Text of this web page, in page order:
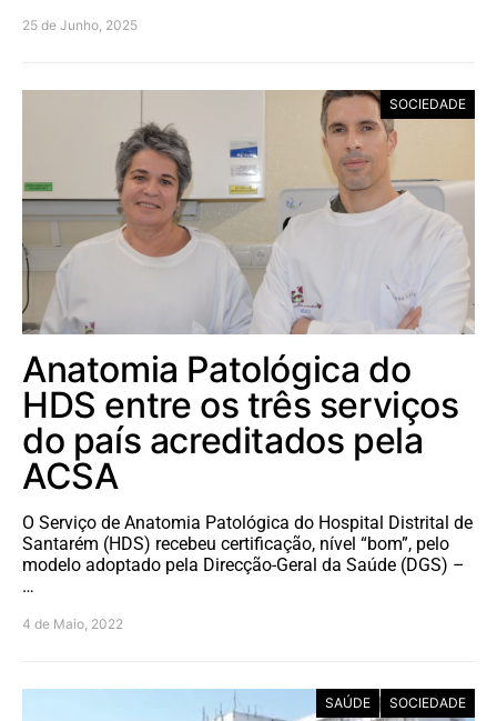
25 de Junho, 2025
SOCIEDADE
Anatomia Patológica do
HDS entre os três serviços
do país acreditados pela
ACSA
O Serviço de Anatomia Patológica do Hospital Distrital de
Santarém (HDS) recebeu certificação, nível “bom”, pelo
modelo adoptado pela Direcção-Geral da Saúde (DGS) –
…
4 de Maio, 2022
SAÚDE SOCIEDADE